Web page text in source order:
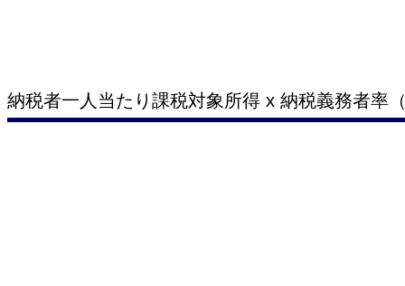
納税者一人当たり課税対象所得 x 納税義務者率